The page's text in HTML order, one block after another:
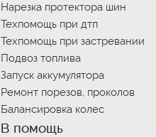
Нарезка протектора шин
Техпомощь при дтп
Техпомощь при застревании
Подвоз топлива
Запуск аккумулятора
Ремонт порезов, проколов
Балансировка колес
В помощь